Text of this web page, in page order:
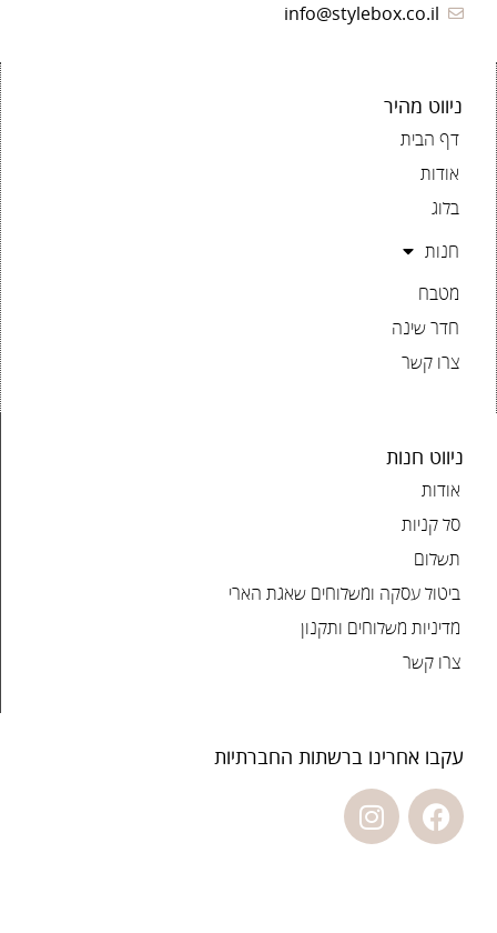
info@stylebox.co.il
ניווט מהיר
דף הבית
אודות
בלוג
חנות
מטבח
חדר שינה
צרו קשר
ניווט חנות
אודות
סל קניות
תשלום
ביטול עסקה ומשלוחים שאגת הארי
מדיניות משלוחים ותקנון
צרו קשר
עקבו אחרינו ברשתות החברתיות